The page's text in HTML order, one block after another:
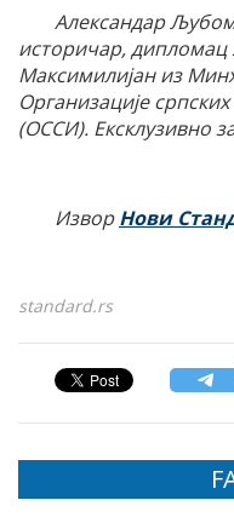
Александар
историчар, дипломац
Максимилијан из
Организације
(ОССИ). Ексклузивно
ИзворНови
standard.rs